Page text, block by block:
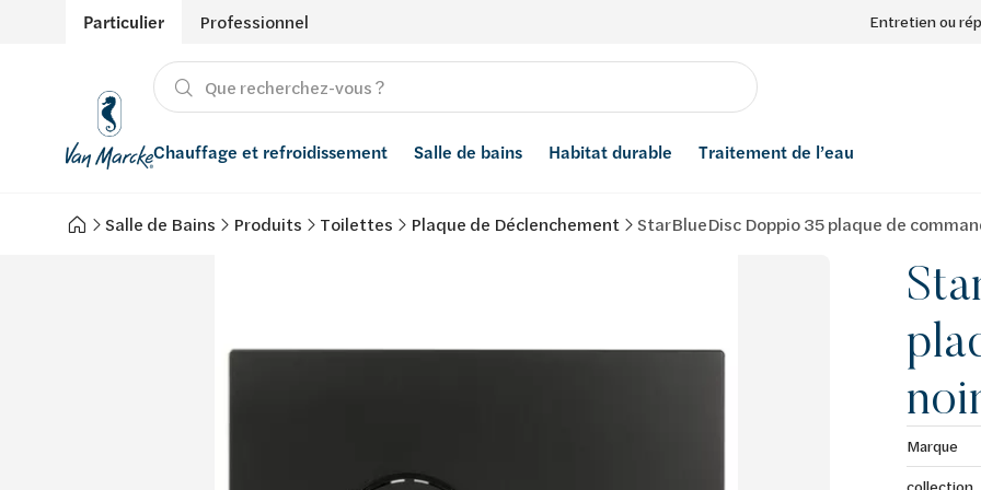
Particulier Professionnel Entretien ou
Chauffage et refroidissement
Chauffage
Salle de bains
Produits
Habitat durable
Énergies renouvelables
Traitement de l’eau
Adoucisseurs d’eau
Salle de Bains Produits Toilettes Plaque de Déclenchement StarBlueDisc Doppio 35 plaque de
Marque